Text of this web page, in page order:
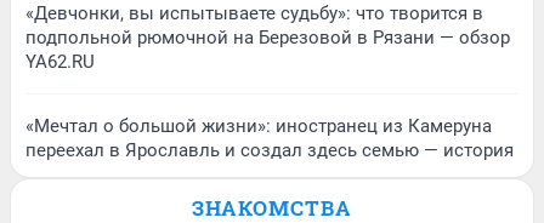
«Девчонки, вы испытываете судьбу»: что творится в
подпольной рюмочной на Березовой в Рязани — обзор
YA62.RU
«Мечтал о большой жизни»: иностранец из Камеруна
переехал в Ярославль и создал здесь семью — история
ЗНАКОМСТВА